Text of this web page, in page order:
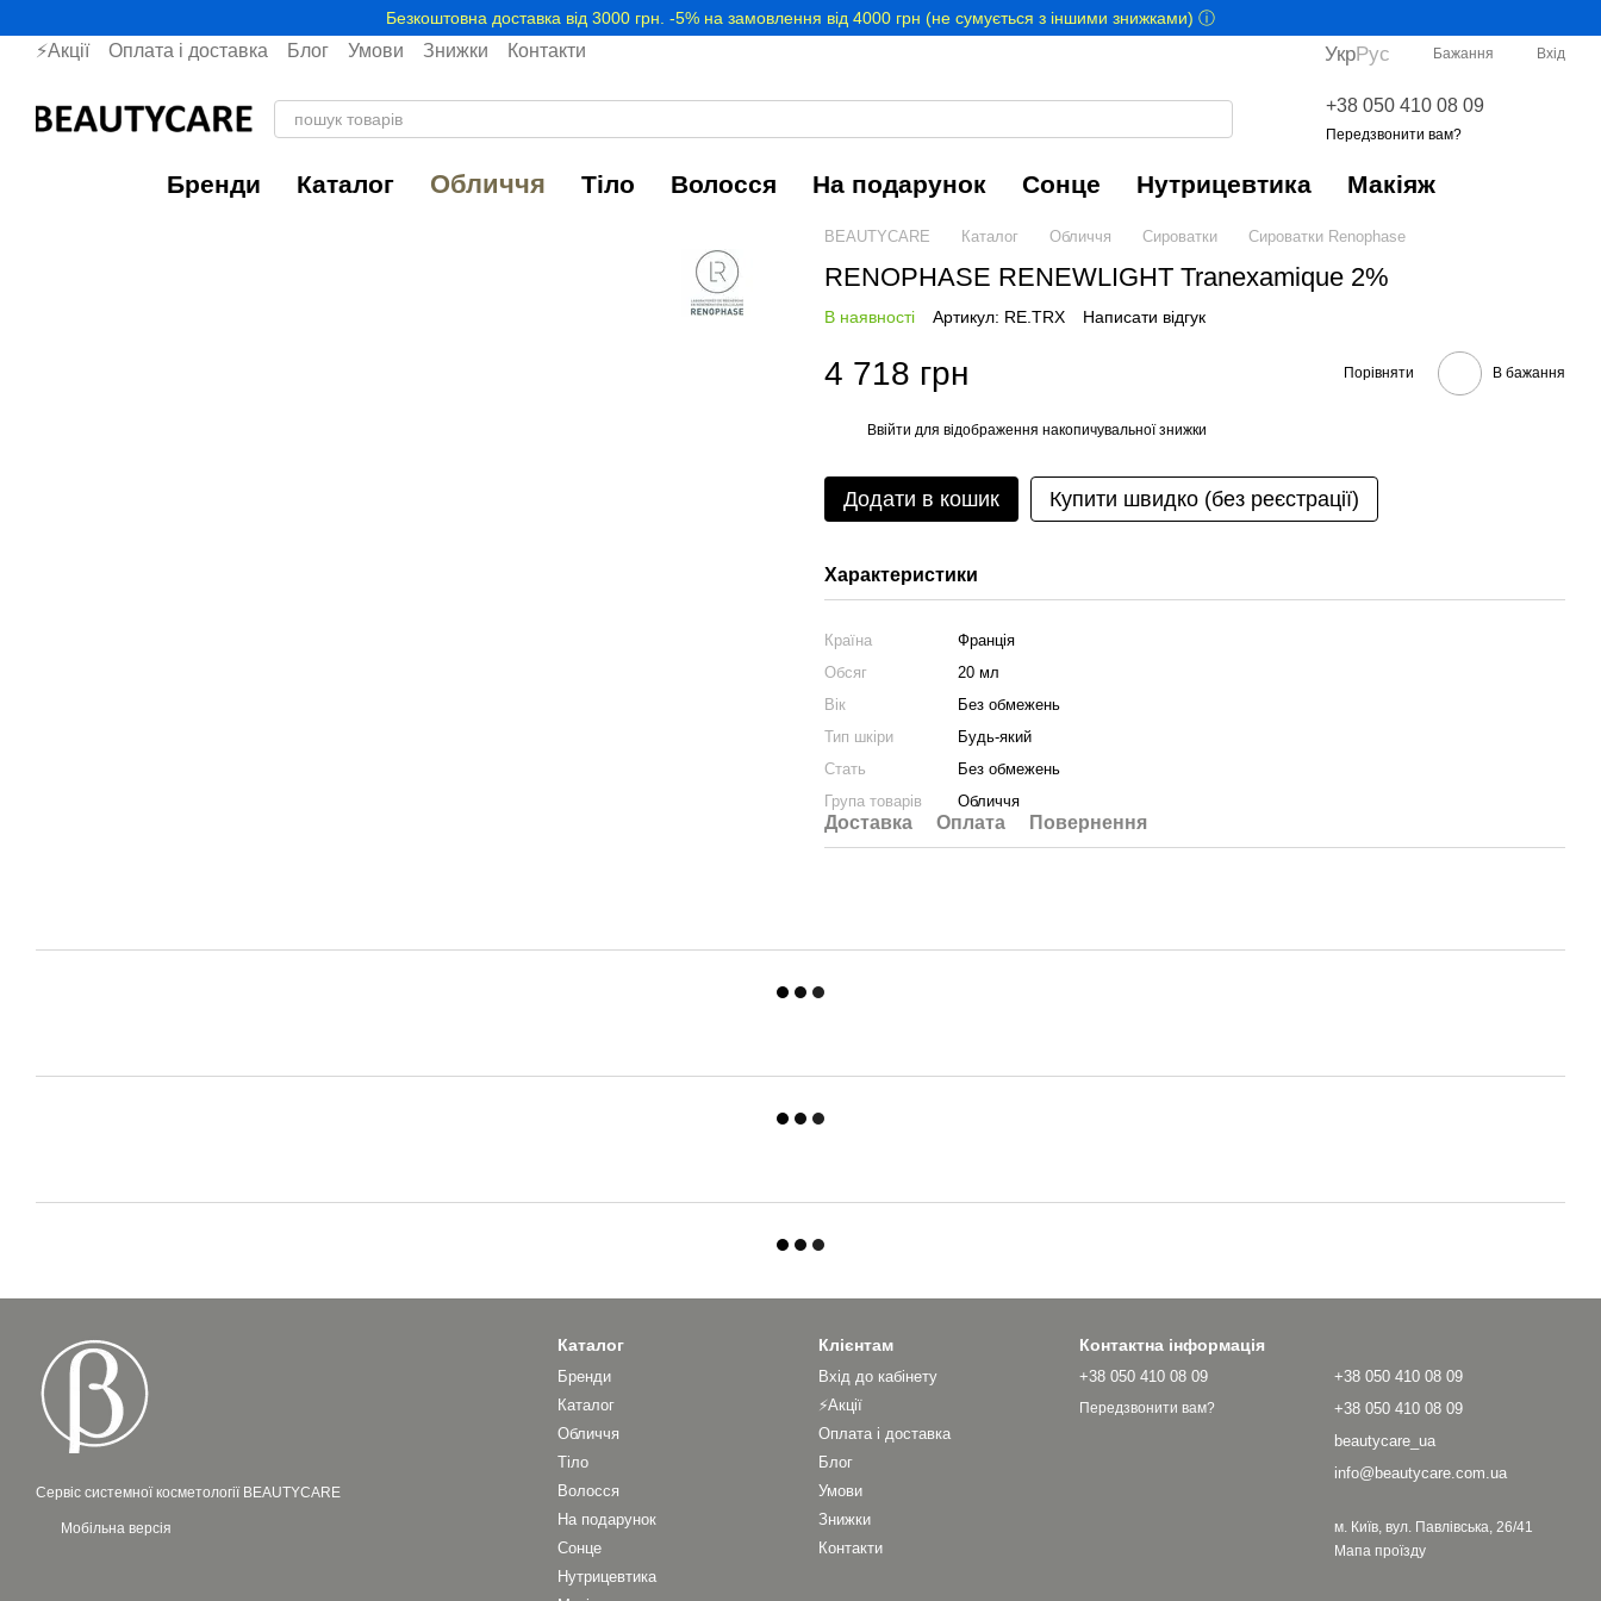
Безкоштовна доставка від 3000 грн. -5% на замовлення від 4000 грн (не сумується з іншими знижками) ⓘ
⚡Акції Оплата і доставка Блог Умови Знижки Контакти УкрРус Бажання Вхід
+38 050 410 08 09
Передзвонити вам?
Бренди Каталог Обличчя Тіло Волосся На подарунок Сонце Нутрицевтика Макіяж
BEAUTYCARE Каталог Обличчя Сироватки Сироватки Renophase
RENOPHASE RENEWLIGHT Tranexamique 2%
В наявності Артикул: RE.TRX Написати відгук
4 718 грн Порівняти В бажання
Ввійти для відображення накопичувальної знижки
Додати в кошик Купити швидко (без реєстрації)
Характеристики
Країна
Франція
Обсяг
20 мл
Вік
Без обмежень
Тип шкіри
Будь-який
Стать
Без обмежень
Група товарів
Обличчя
Доставка Оплата Повернення
Сервіс системної косметології BEAUTYCARE
Мобільна версія
Каталог
Бренди
Каталог
Обличчя
Тіло
Волосся
На подарунок
Сонце
Нутрицевтика
Клієнтам
Вхід до кабінету
⚡Акції
Оплата і доставка
Блог
Умови
Знижки
Контакти
Контактна інформація
+38 050 410 08 09
Передзвонити вам?
+38 050 410 08 09
+38 050 410 08 09
beautycare_ua
info@beautycare.com.ua
м. Київ, вул. Павлівська, 26/41
Мапа проїзду